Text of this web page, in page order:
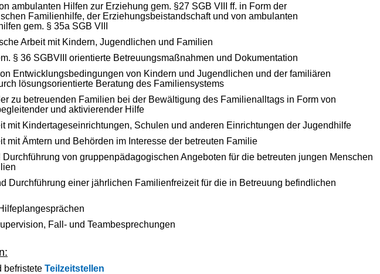
ambulanten Hilfen zur Erziehung gem. §27 SGB VIII ff. in Form der
Familienhilfe, der Erziehungsbeistandschaft und von ambulanten
gem. § 35a SGB VIII
Arbeit mit Kindern, Jugendlichen und Familien
§ 36 SGBVIII orientierte Betreuungsmaßnahmen und Dokumentation
Entwicklungsbedingungen von Kindern und Jugendlichen und der familiären
lösungsorientierte Beratung des Familiensystems
zu betreuenden Familien bei der Bewältigung des Familienalltags in Form von
und aktivierender Hilfe
mit Kindertageseinrichtungen, Schulen und anderen Einrichtungen der Jugendhilfe
mit Ämtern und Behörden im Interesse der betreuten Familie
Durchführung von gruppenpädagogischen Angeboten für die betreuten jungen Menschen
Durchführung einer jährlichen Familienfreizeit für die in Betreuung befindlichen
Fall- und Teambesprechungen
befristete Teilzeitstellen